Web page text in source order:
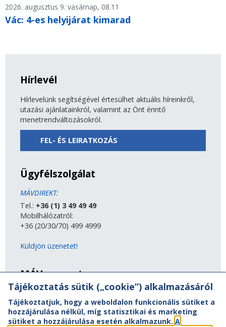
2026. augusztus 9. vasárnap, 08.11
Vác: 4-es helyijárat kimarad
Hírlevél
Hírlevelünk segítségével értesülhet aktuális híreinkről,
utazási ajánlatainkról, valamint az Önt érintő
menetrendváltozásokról.
FEL- ÉS LEIRATKOZÁS
Ügyfélszolgálat
MÁVDIREKT:
Tel.: +36 (1) 3 49 49 49
Mobilhálózatról:
+36 (20/30/70) 499 4999
Küldjön üzenetet!
MÁV-csoport
A MÁV-csoport tagjai
Jogi útmutatás
Adatvédelem
Kapcsolat
Tájékoztatás sütik („cookie”) alkalmazásáról
Tájékoztatjuk, hogy a weboldalon funkcionális sütiket a
hozzájárulása nélkül, míg statisztikai és marketing
sütiket a hozzájárulása esetén alkalmazunk. A